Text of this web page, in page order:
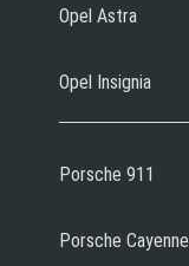
Opel Astra
Opel Insignia
Porsche 911
Porsche Cayenne